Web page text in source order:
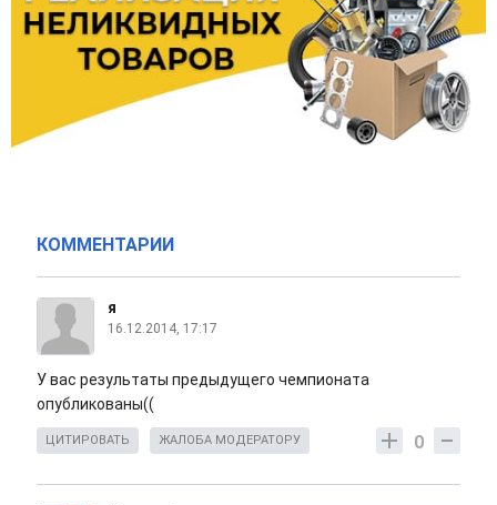
КОММЕНТАРИИ
я
16.12.2014, 17:17
У вас результаты предыдущего чемпионата
опубликованы((
0
ЦИТИРОВАТЬ ЖАЛОБА МОДЕРАТОРУ